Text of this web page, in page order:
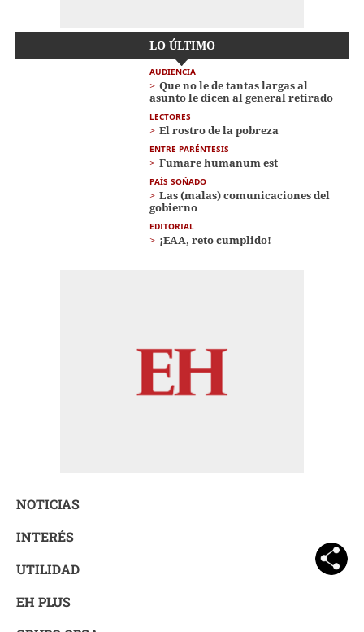
LO ÚLTIMO
AUDIENCIA
Que no le de tantas largas al
asunto le dicen al general retirado
LECTORES
El rostro de la pobreza
ENTRE PARÉNTESIS
Fumare humanum est
PAÍS SOÑADO
Las (malas) comunicaciones del
gobierno
EDITORIAL
¡EAA, reto cumplido!
NOTICIAS
INTERÉS
UTILIDAD
EH PLUS